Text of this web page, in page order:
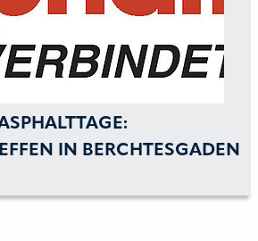
IN BERCHTESGADEN